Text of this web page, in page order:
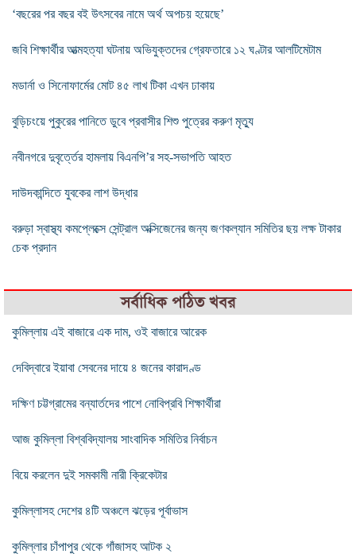
‘বছরের পর বছর বই উৎসবের নামে অর্থ অপচয় হয়েছে’
জবি শিক্ষার্থীর আত্মহত্যা ঘটনায় অভিযুক্তদের গ্রেফতারে ১২ ঘণ্টার আলটিমেটাম
মডার্না ও সিনোফার্মের মোট ৪৫ লাখ টিকা এখন ঢাকায়
বুড়িচংয়ে পুকুরের পানিতে ডুবে প্রবাসীর শিশু পুত্রের করুণ মৃত্যু
নবীনগরে দুবৃর্ত্তের হামলায় বিএনপি’র সহ-সভাপতি আহত
দাউদকান্দিতে যুবকের লাশ উদ্ধার
বরুড়া স্বাস্থ্য কমপ্লেক্সে সেন্ট্রাল অক্সিজেনের জন্য জণকল্যান সমিতির ছয় লক্ষ টাকার
চেক প্রদান
সর্বাধিক পঠিত খবর
কুমিল্লায় এই বাজারে এক দাম, ওই বাজারে আরেক
দেবিদ্বারে ইয়াবা সেবনের দায়ে ৪ জনের কারাদণ্ড
দক্ষিণ চট্টগ্রামের বন্যার্তদের পাশে নোবিপ্রবি শিক্ষার্থীরা
আজ কুমিল্লা বিশ্ববিদ্যালয় সাংবাদিক সমিতির নির্বাচন
বিয়ে করলেন দুই সমকামী নারী ক্রিকেটার
কুমিল্লাসহ দেশের ৪টি অঞ্চলে ঝড়ের পূর্বাভাস
কুমিল্লার চাঁপাপুর থেকে গাঁজাসহ আটক ২